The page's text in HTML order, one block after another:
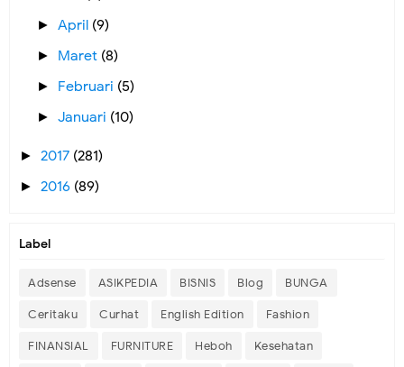
►April (9)
► Maret (8)
► Februari (5)
►Januari (10)
► 2017 (281)
► 2016 (89)
Label
Adsense ASIKPEDIA BISNIS Blog BUNGA
Ceritaku Curhat English Edition Fashion
FINANSIAL FURNITURE Heboh Kesehatan